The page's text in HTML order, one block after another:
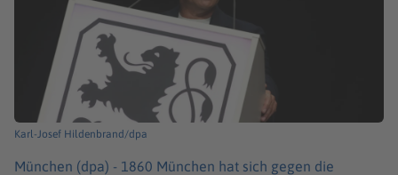
Karl-Josef Hildenbrand/dpa
München (dpa) - 1860 München hat sich gegen die